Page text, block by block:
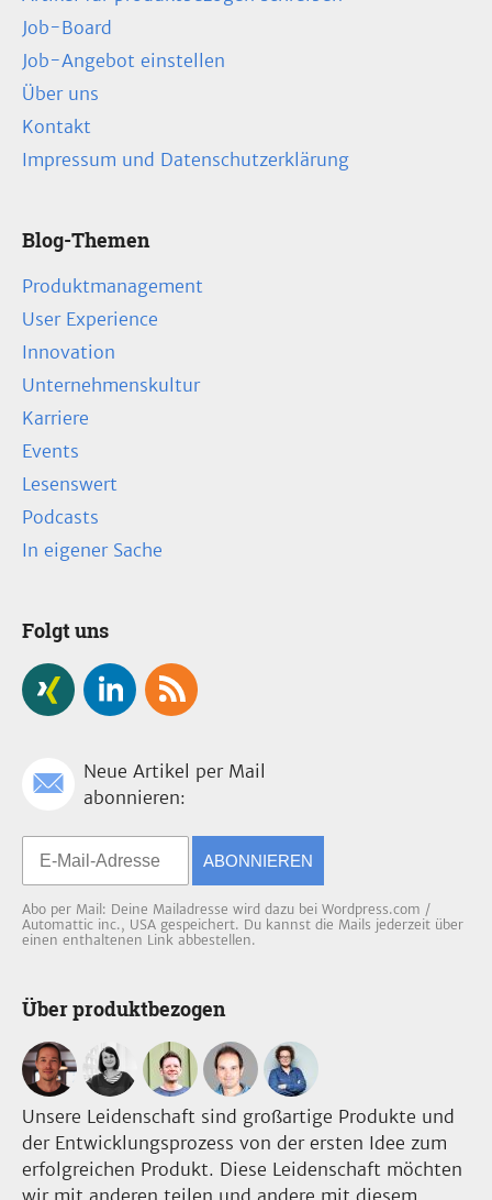
Job-Board
Job-Angebot einstellen
Über uns
Kontakt
Impressum und Datenschutzerklärung
Blog-Themen
Produktmanagement
User Experience
Innovation
Unternehmenskultur
Karriere
Events
Lesenswert
Podcasts
In eigener Sache
Folgt uns
Neue Artikel per Mail
abonnieren:
ABONNIEREN
Abo per Mail: Deine Mailadresse wird dazu bei Wordpress.com /
Automattic inc., USA gespeichert. Du kannst die Mails jederzeit über
einen enthaltenen Link abbestellen.
Über produktbezogen
Unsere Leidenschaft sind großartige Produkte und
der Entwicklungsprozess von der ersten Idee zum
erfolgreichen Produkt. Diese Leidenschaft möchten
wir mit anderen teilen und andere mit diesem